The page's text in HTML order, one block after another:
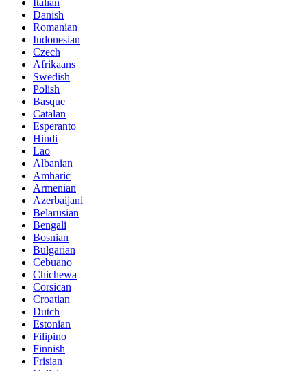
Danish
Romanian
Indonesian
Czech
Afrikaans
Swedish
Polish
Basque
Catalan
Esperanto
Hindi
Lao
Albanian
Amharic
Armenian
Azerbaijani
Belarusian
Bengali
Bosnian
Bulgarian
Cebuano
Chichewa
Corsican
Croatian
Dutch
Estonian
Filipino
Finnish
Frisian